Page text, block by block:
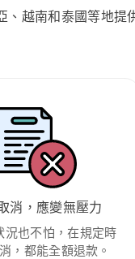
越南和泰國等地
消，應變無壓力
況也不怕，在規定時
，都能全額退款。